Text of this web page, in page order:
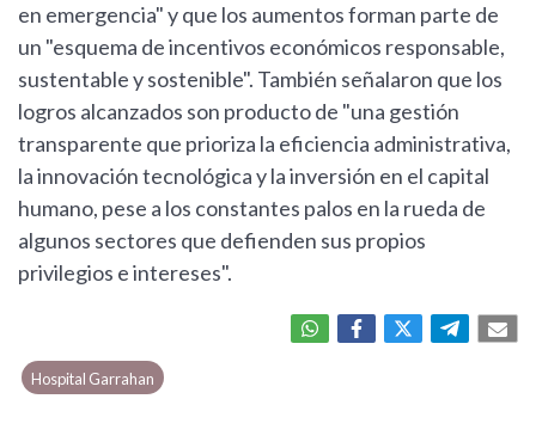
en emergencia" y que los aumentos forman parte de
un "esquema de incentivos económicos responsable,
sustentable y sostenible". También señalaron que los
logros alcanzados son producto de "una gestión
transparente que prioriza la eficiencia administrativa,
la innovación tecnológica y la inversión en el capital
humano, pese a los constantes palos en la rueda de
algunos sectores que defienden sus propios
privilegios e intereses".
Hospital Garrahan